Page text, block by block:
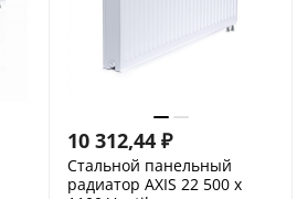
10 312,44 ₽
Стальной панельный
радиатор AXIS 22 500 x